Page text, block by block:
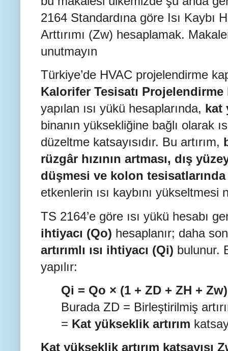
2164 Standardına göre Isı Kaybı
Arttırımı (Zw) hesaplamak.
unutmayın
Türkiye’de HVAC projelendirme
Kalorifer Tesisatı Projelendirme
yapılan ısı yükü hesaplarında, kat
binanın yüksekliğine bağlı olarak
düzeltme katsayısıdır. Bu artırım,
rüzgâr hızının artması, dış
düşmesi ve kolon tesisatlarında
etkenlerin ısı kaybını yükseltmesi
TS 2164’e göre ısı yükü hesabı
ihtiyacı (Qo) hesaplanır; daha
artırımlı ısı ihtiyacı (Qi) bulunur.
yapılır:
Qi = Qo × (1 + ZD + ZH + Zw)
Burada ZD = Birleştirilmiş
= Kat yükseklik artırım
Kat yükseklik artırım katsayısı